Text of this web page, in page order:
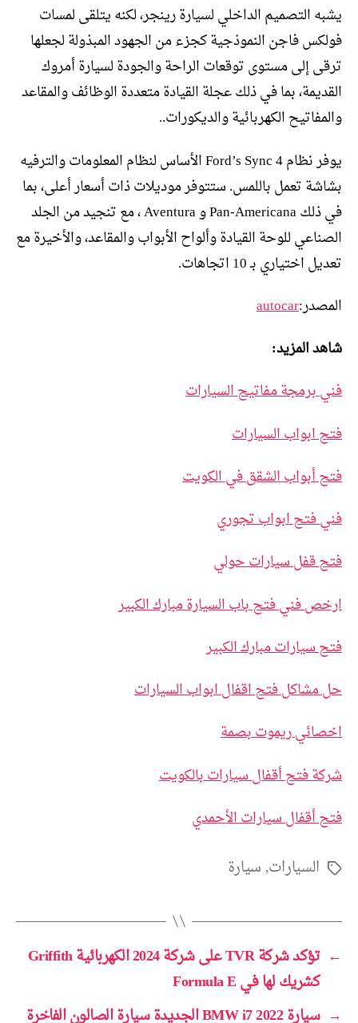
يشبه التصميم الداخلي لسيارة رينجر، لكنه يتلقى لمسات
فولكس فاجن النموذجية كجزء من الجهود المبذولة لجعلها
ترقى إلى مستوى توقعات الراحة والجودة لسيارة أمروك
القديمة، بما في ذلك عجلة القيادة متعددة الوظائف والمقاعد
والمفاتيح الكهربائية والديكورات..
يوفر نظام Ford’s Sync 4 الأساس لنظام المعلومات والترفيه
بشاشة تعمل باللمس. ستتوفر موديلات ذات أسعار أعلى، بما
في ذلك Pan-Americana و Aventura ، مع تنجيد من الجلد
الصناعي للوحة القيادة وألواح الأبواب والمقاعد، والأخيرة مع
تعديل اختياري بـ 10 اتجاهات.
المصدر:autocar
شاهد المزيد:
فني برمجة مفاتيح السيارات
فتح ابواب السيارات
فتح أبواب الشقق في الكويت
فني فتح ابواب تجوري
فتح قفل سيارات حولي
ارخص فني فتح باب السيارة مبارك الكبير
فتح سيارات مبارك الكبير
حل مشاكل فتح اقفال ابواب السيارات
اخصائي ريموت بصمة
شركة فتح أقفال سيارات بالكويت
فتح أقفال سيارات الأحمدي
الوسومالسيارات,سيارة
←
تؤكد شركة TVR على شركة 2024 الكهربائية Griffith
كشريك لها في Formula E
→
سيارة BMW i7 2022 الجديدة سيارة الصالون الفاخرة